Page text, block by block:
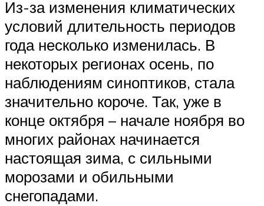
Из-за изменения климатических
условий длительность периодов
года несколько изменилась. В
некоторых регионах осень, по
наблюдениям синоптиков, стала
значительно короче. Так, уже в
конце октября – начале ноября во
многих районах начинается
настоящая зима, с сильными
морозами и обильными
снегопадами.